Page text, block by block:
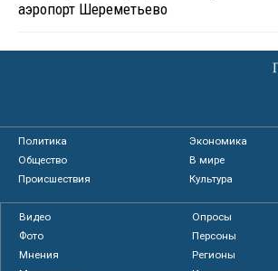
аэропорт Шереметьево
Политика
Экономика
Общество
В мире
Происшествия
Культура
Видео
Опросы
Фото
Персоны
Мнения
Регионы